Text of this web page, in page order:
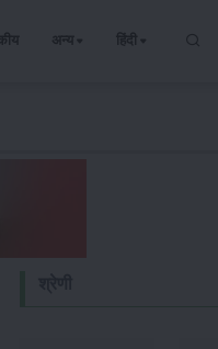
अन्य हिंदी